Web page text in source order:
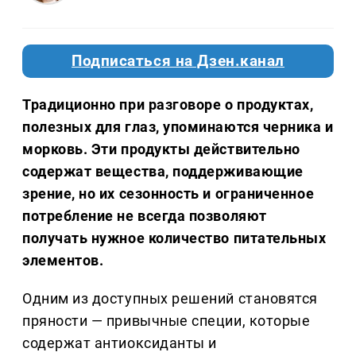
Подписаться на Дзен.канал
Традиционно при разговоре о продуктах,
полезных для глаз, упоминаются черника и
морковь. Эти продукты действительно
содержат вещества, поддерживающие
зрение, но их сезонность и ограниченное
потребление не всегда позволяют
получать нужное количество питательных
элементов.
Одним из доступных решений становятся
пряности — привычные специи, которые
содержат антиоксиданты и